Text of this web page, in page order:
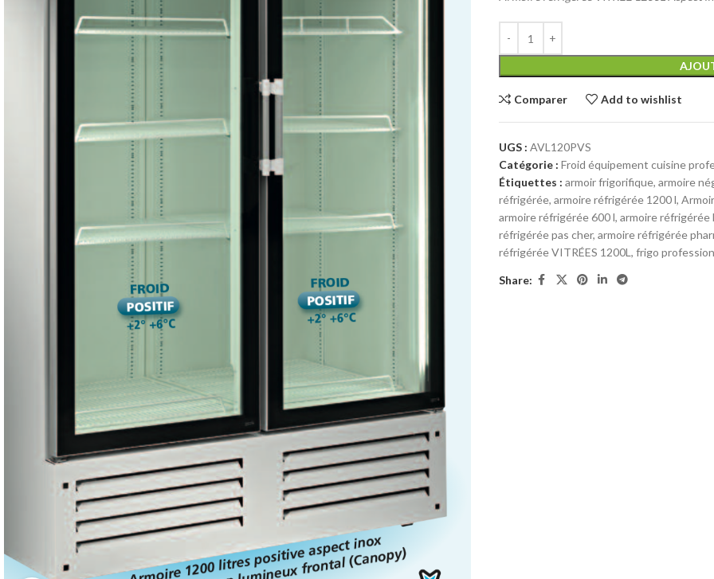
Comparer Add to wishlist
UGS : AVL120PVS
Catégorie : Froid équipement cuisine
Étiquettes : armoir frigorifique, armoire
réfrigérée, armoire réfrigérée 1200 l,
armoire réfrigérée 600 l, armoire réfrigérée
réfrigérée pas cher, armoire réfrigérée
réfrigérée VITRÉES 1200L , frigo
Share: